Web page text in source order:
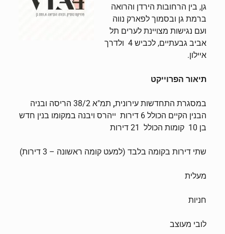
גן, בין הרחובות הירדן והרואה
ברמת גן ובסמוך לפארק נווה
ועם נגישות מצויינת לערים תל
אביב גבעתיים, לכביש 4 ולדרך
איילון.
תיאור הפרוייקט
במסגרת התחדשות עירונית,
תמ"א 38/2 הריסה ובניה
הבנין הקיים הכולל 6 דירות ייהרס ויבנה במקומו בנין חדש
בן 10 קומות הכולל 21 דירות
שתי דירות בקומה בלבד (למעט קומה ראשונה – 3 דירות)
מעלית
חניות
לובי מעוצב